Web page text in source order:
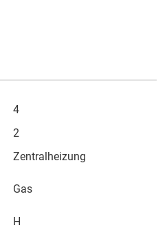
4
2
Zentralheizung
Gas
H